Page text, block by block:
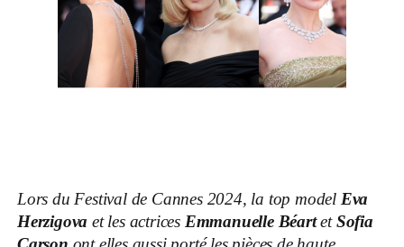
Lors du Festival de Cannes 2024, la top model Eva
Herzigova et les actrices Emmanuelle BéartetSofia